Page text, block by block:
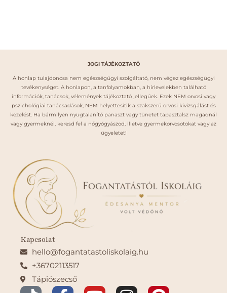
JOGI TÁJÉKOZTATÓ
A honlap tulajdonosa nem egészségügyi szolgáltató, nem végez egészségügyi
tevékenységet. A honlapon, a tanfolyamokban, a hírlevelekben található
információk, tanácsok, vélemények tájékoztató jellegűek. Ezek NEM orvosi vagy
pszichológiai tanácsadások, NEM helyettesítik a szakszerű orvosi kivizsgálást és
kezelést. Ha bármilyen nyugtalanító panaszt vagy tünetet tapasztalsz magadnál
vagy gyermeknél, keresd fel a nőgyógyászod, illetve gyermekorvosotokat vagy az
ügyeletet!
Kapcsolat
hello@fogantatastoliskolaig.hu
+36702113517
Tápiószecső